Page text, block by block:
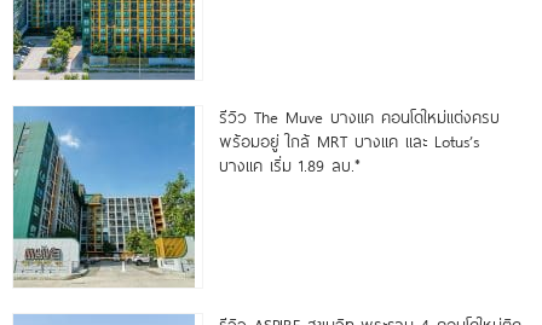
รีวิว The Muve บางแค คอนโดใหม่แต่งครบ
พร้อมอยู่ ใกล้ MRT บางแค และ Lotus’s
บางแค เริ่ม 1.89 ลบ.*